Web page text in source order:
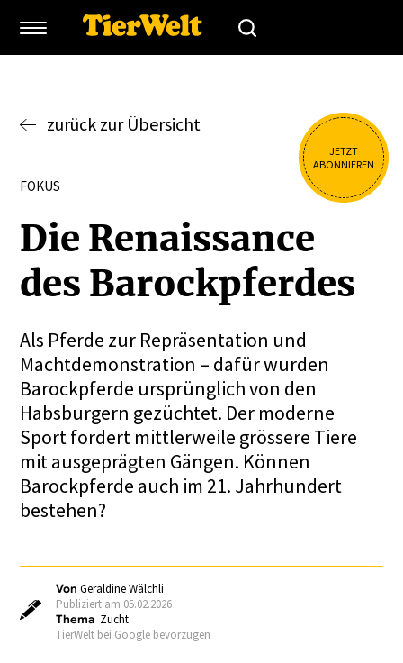
JETZT
ABONNIEREN
zurück zur Übersicht
FOKUS
Die Renais­sance
des Barock­pferdes
Als Pferde zur Repräsentation und
Machtdemonstration – dafür wurden
Barockpferde ursprünglich von den
Habsburgern gezüchtet. Der moderne
Sport fordert mittlerweile grössere Tiere
mit ausgeprägten Gängen. Können
Barockpferde auch im 21. Jahrhundert
bestehen?
VonGeraldine Wälchli
Publiziert am 05.02.2026
Thema Zucht
TierWelt bei Google bevorzugen